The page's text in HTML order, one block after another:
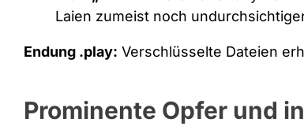
Laien zumeist noch
Endung .play: Verschlüsselte Dateien
Prominente Opfer und